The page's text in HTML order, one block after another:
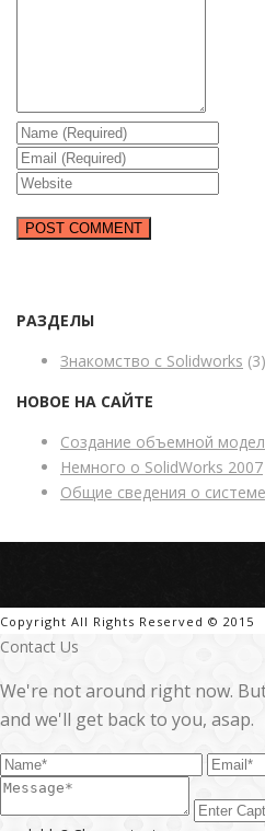
РАЗДЕЛЫ
Знакомство с Solidworks (3)
НОВОЕ НА САЙТЕ
Создание объемной
Немного о SolidWorks 2007
Общие сведения о
Copyright All Rights Reserved © 2015
Contact Us
We're not around right now.
and we'll get back to you, asap.